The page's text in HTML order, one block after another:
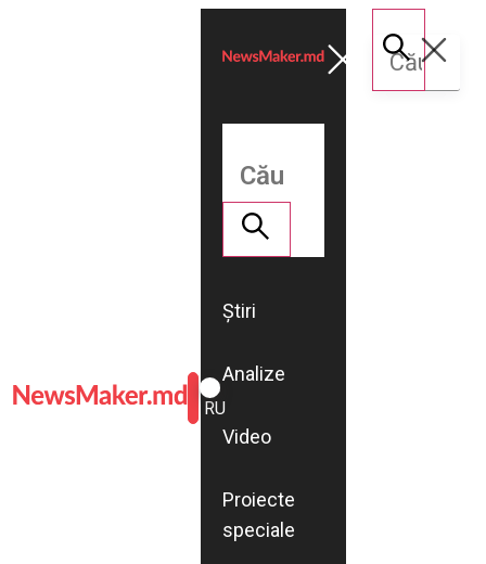
ROMÂNĂ
RU
Știri
Analize
Video
Proiecte
speciale